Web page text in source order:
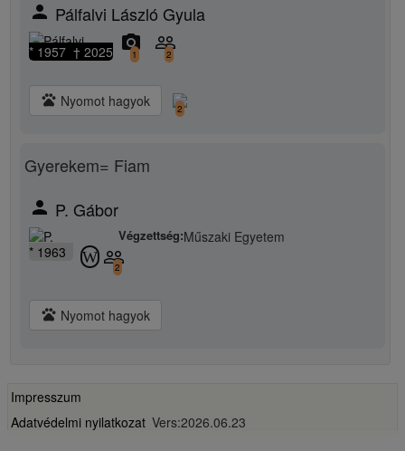
person Pálfalvi László Gyula
* 1957 † 2025 camera_alt
1
people_outline
2
pets Nyomot hagyok 2
Gyerekem= Fiam
person P. Gábor
* 1963
Végzettség:Műszaki Egyetem
W people_outline
2
pets Nyomot hagyok
Impresszum
Adatvédelmi nyilatkozat Vers:2026.06.23